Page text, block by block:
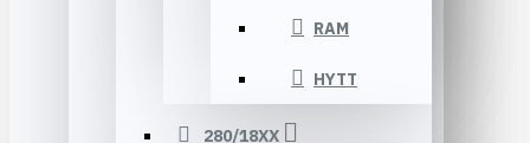
RAM
HYTT
280/18XX